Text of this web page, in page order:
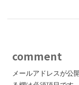
comment
メールアドレスが公